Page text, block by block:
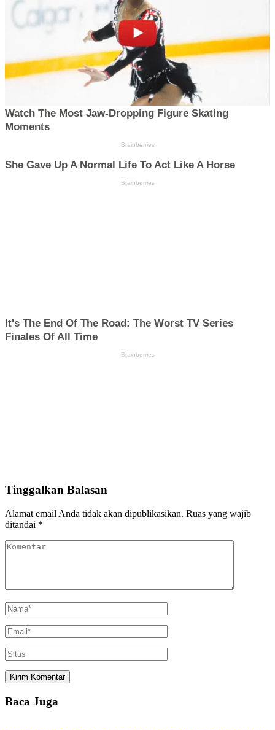
Tinggalkan Balasan
Alamat email Anda tidak akan dipublikasikan. Ruas yang wajib
ditandai *
Baca Juga